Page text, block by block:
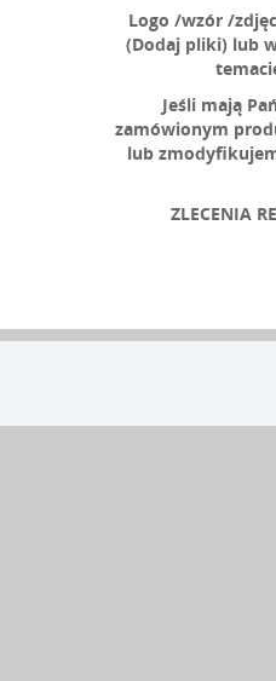
Logo /wzór /
(Dodaj pliki) lub
Jeśli mają
zamówionym
lub
ZLECENIA